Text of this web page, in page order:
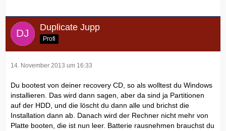
Duplicate Jupp
Profi
14. November 2013 um 16:33
Du bootest von deiner recovery CD, so als wolltest du Windows
installieren. Das wird dann sagen, aber da sind ja Partitionen
auf der HDD, und die löscht du dann alle und brichst die
Installation dann ab. Danach wird der Rechner nicht mehr von
Platte booten, die ist nun leer. Batterie rausnehmen brauchst du